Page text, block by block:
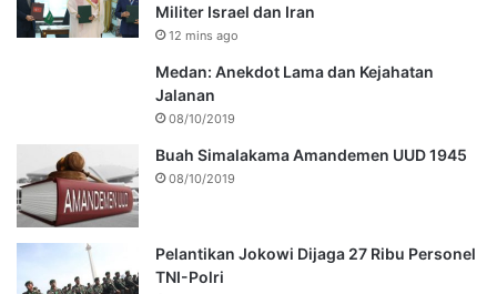
Militer Israel dan Iran
12 mins ago
Medan: Anekdot Lama dan Kejahatan
Jalanan
08/10/2019
Buah Simalakama Amandemen UUD 1945
08/10/2019
Pelantikan Jokowi Dijaga 27 Ribu Personel
TNI-Polri